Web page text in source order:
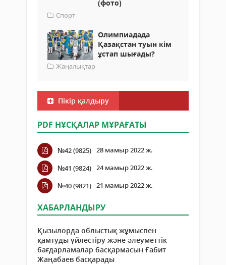
(фото)
Спорт
Олимпиадада
Қазақстан туын кім
ұстап шығады?
Жаңалықтар
Пікір қалдыру
PDF НҰСҚАЛАР МҰРАҒАТЫ
№42 (9825) 28 мамыр 2022 ж.
№41 (9824) 24 мамыр 2022 ж.
№40 (9821) 21 мамыр 2022 ж.
ХАБАРЛАНДЫРУ
Қызылорда облыстық жұмыспен
қамтуды үйлестіру және әлеуметтік
бағдарламалар басқармасын Ғабит
Жаңабаев басқарады